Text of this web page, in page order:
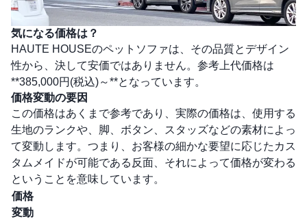
気になる価格は？
HAUTE HOUSEのペットソファは、その品質とデザイン
性から、決して安価ではありません。参考上代価格は
**385,000円(税込)～**となっています。
価格変動の要因
この価格はあくまで参考であり、実際の価格は、使用する
生地のランクや、脚、ボタン、スタッズなどの素材によっ
て変動します。つまり、お客様の細かな要望に応じたカス
タムメイドが可能である反面、それによって価格が変わる
ということを意味しています。
価格
変動